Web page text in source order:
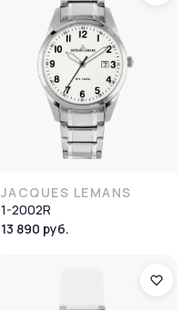
JACQUES LEMANS
1-2002R
13 890 руб.